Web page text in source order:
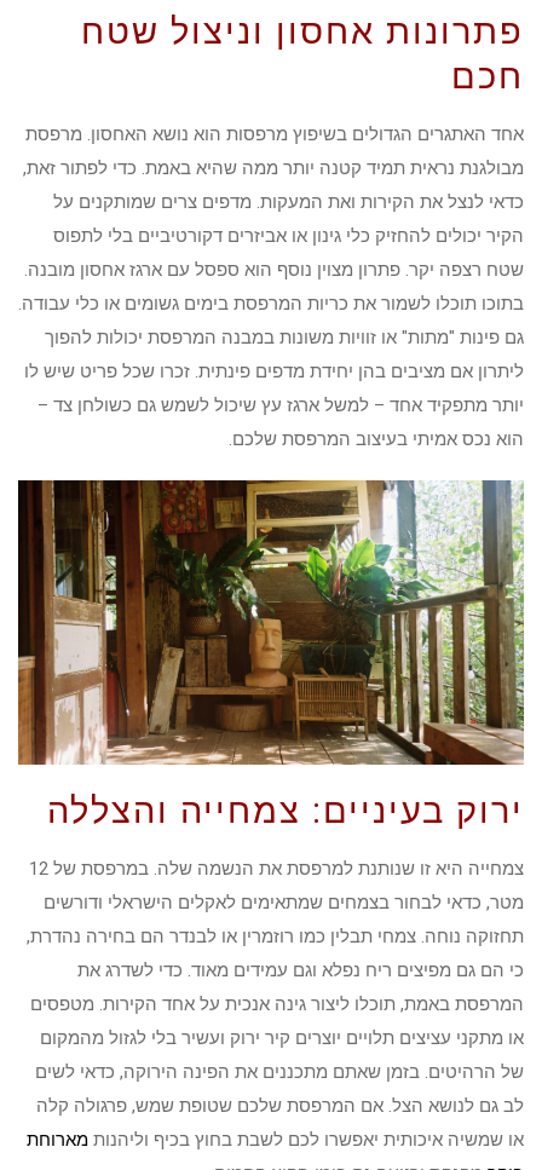
פתרונות אחסון וניצול שטח
חכם
אחד האתגרים הגדולים בשיפוץ מרפסות הוא נושא האחסון. מרפסת
מבולגנת נראית תמיד קטנה יותר ממה שהיא באמת. כדי לפתור זאת,
כדאי לנצל את הקירות ואת המעקות. מדפים צרים שמותקנים על
הקיר יכולים להחזיק כלי גינון או אביזרים דקורטיביים בלי לתפוס
שטח רצפה יקר. פתרון מצוין נוסף הוא ספסל עם ארגז אחסון מובנה.
בתוכו תוכלו לשמור את כריות המרפסת בימים גשומים או כלי עבודה.
גם פינות "מתות" או זוויות משונות במבנה המרפסת יכולות להפוך
ליתרון אם מציבים בהן יחידת מדפים פינתית. זכרו שכל פריט שיש לו
יותר מתפקיד אחד – למשל ארגז עץ שיכול לשמש גם כשולחן צד –
הוא נכס אמיתי בעיצוב המרפסת שלכם.
ירוק בעיניים: צמחייה והצללה
צמחייה היא זו שנותנת למרפסת את הנשמה שלה. במרפסת של 12
מטר, כדאי לבחור בצמחים שמתאימים לאקלים הישראלי ודורשים
תחזוקה נוחה. צמחי תבלין כמו רוזמרין או לבנדר הם בחירה נהדרת,
כי הם גם מפיצים ריח נפלא וגם עמידים מאוד. כדי לשדרג את
המרפסת באמת, תוכלו ליצור גינה אנכית על אחד הקירות. מטפסים
או מתקני עציצים תלויים יוצרים קיר ירוק ועשיר בלי לגזול מהמקום
של הרהיטים. בזמן שאתם מתכננים את הפינה הירוקה, כדאי לשים
לב גם לנושא הצל. אם המרפסת שלכם שטופת שמש, פרגולה קלה
או שמשיה איכותית יאפשרו לכם לשבת בחוץ בכיף וליהנות מארוחת